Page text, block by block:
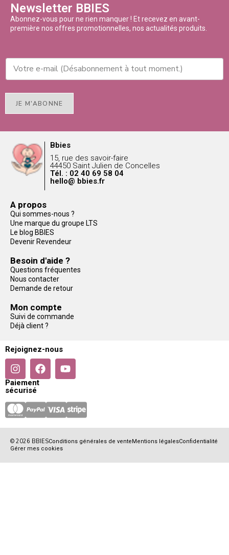
Newsletter BBIES
Abonnez-vous pour ne rien manquer ! Et recevez en avant-
première nos offres promotionnelles, nos actualités produits.
JE M'ABONNE
Bbies
15, rue des savoir-faire
44450 Saint Julien de Concelles
Tél. : 02 40 69 58 04
hello@ bbies.fr
A propos
Qui sommes-nous ?
Une marque du groupe LTS
Le blog BBIES
Devenir Revendeur
Besoin d'aide ?
Questions fréquentes
Nous contacter
Demande de retour
Mon compte
Suivi de commande
Déjà client ?
Rejoignez-nous
Paiement
sécurisé
© 2026 BBIESConditions générales de venteMentions légalesConfidentialité
Gérer mes cookies